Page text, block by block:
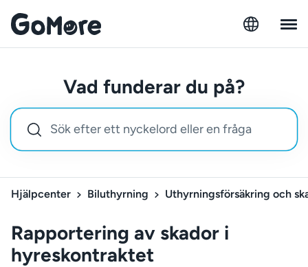
Vad funderar du på?
Hjälpcenter Biluthyrning Uthyrningsförsäkring och
Rapportering av skador i
hyreskontraktet